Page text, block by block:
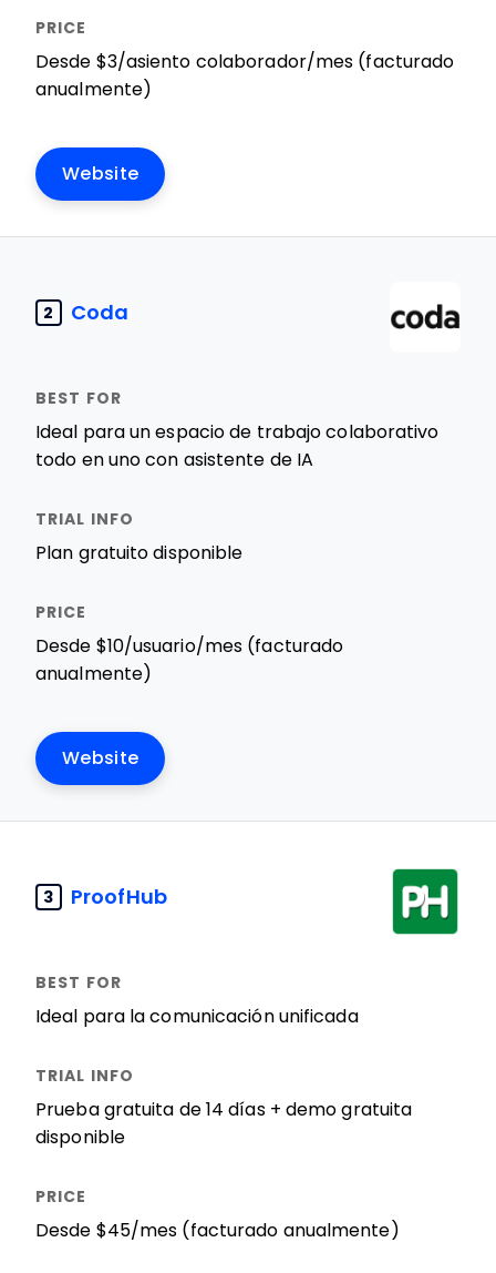
Desde $3/asiento colaborador/mes (facturado
anualmente)
Website
2 Coda
Ideal para un espacio de trabajo colaborativo
todo en uno con asistente de IA
Plan gratuito disponible
Desde $10/usuario/mes (facturado
anualmente)
Website
3 ProofHub
Ideal para la comunicación unificada
Prueba gratuita de 14 días + demo gratuita
disponible
Desde $45/mes (facturado anualmente)